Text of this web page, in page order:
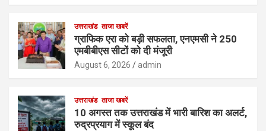
उत्तराखंड ताजा खबरें
ग्राफिक एरा को बड़ी सफलता, एनएमसी ने 250
एमबीबीएस सीटों को दी मंजूरी
August 6, 2026 admin
उत्तराखंड ताजा खबरें
10 अगस्त तक उत्तराखंड में भारी बारिश का अलर्ट,
रुद्रप्रयाग में स्कूल बंद